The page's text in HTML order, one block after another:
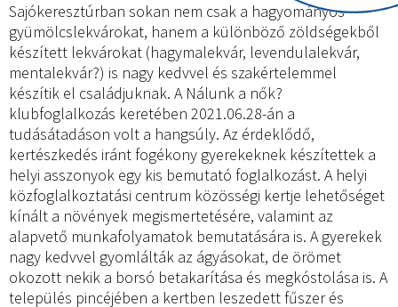
Sajókeresztúrban sokan nem csak a hagyományos
gyümölcslekvárokat, hanem a különböző zöldségekből
készített lekvárokat (hagymalekvár, levendulalekvár,
mentalekvár?) is nagy kedvvel és szakértelemmel
készítik el családjuknak. A Nálunk a nők?
klubfoglalkozás keretében 2021.06.28-án a
tudásátadáson volt a hangsúly. Az érdeklődő,
kertészkedés iránt fogékony gyerekeknek készítettek a
helyi asszonyok egy kis bemutató foglalkozást. A helyi
közfoglalkoztatási centrum közösségi kertje lehetőséget
kínált a növények megismertetésére, valamint az
alapvető munkafolyamatok bemutatására is. A gyerekek
nagy kedvvel gyomlálták az ágyásokat, de örömet
okozott nekik a borsó betakarítása és megkóstolása is. A
település pincéjében a kertben leszedett fűszer és